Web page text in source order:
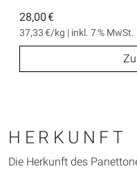
28,00 €
37,33 €/kg | inkl. 7 % MwSt.
HERKUNFT
Die Herkunft des